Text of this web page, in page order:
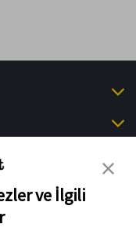
ve İlgili